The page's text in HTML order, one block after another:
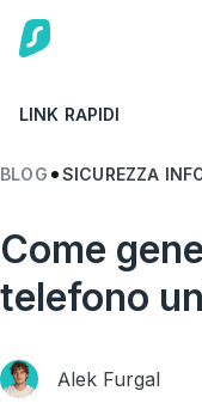
LINK RAPIDI
BLOG SICUREZZA
Come
telefono
Alek Furgal